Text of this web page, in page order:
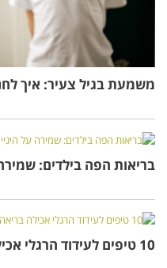
משמעת בגיל צעיר: איך
בריאות הפה בילדים:
10 טיפים לעידוד הרגלי אכילה בריאה בילדים